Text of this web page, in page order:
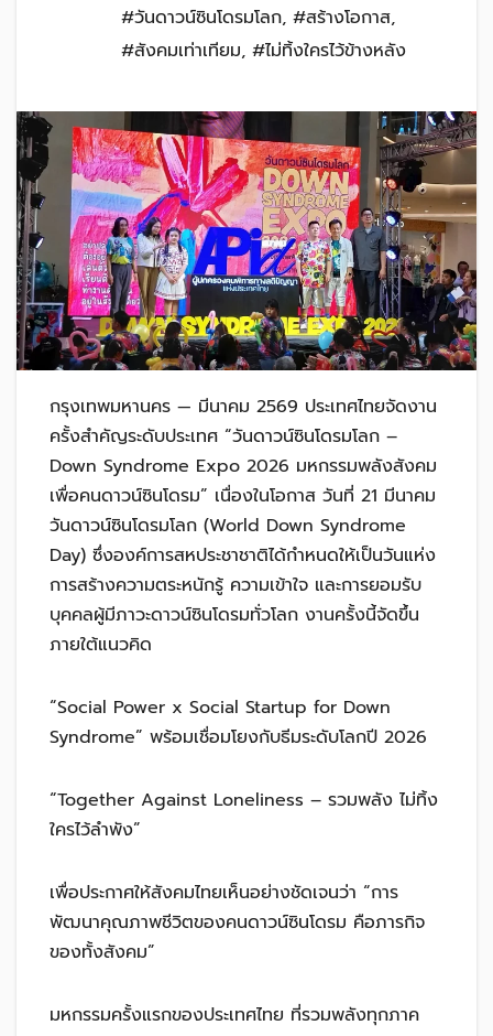
#วันดาวน์ซินโดรมโลก, #สร้างโอกาส,
#สังคมเท่าเทียม, #ไม่ทิ้งใครไว้ข้างหลัง
กรุงเทพมหานคร — มีนาคม 2569 ประเทศไทยจัดงาน
ครั้งสำคัญระดับประเทศ “วันดาวน์ซินโดรมโลก –
Down Syndrome Expo 2026 มหกรรมพลังสังคม
เพื่อคนดาวน์ซินโดรม” เนื่องในโอกาส วันที่ 21 มีนาคม
วันดาวน์ซินโดรมโลก (World Down Syndrome
Day) ซึ่งองค์การสหประชาชาติได้กำหนดให้เป็นวันแห่ง
การสร้างความตระหนักรู้ ความเข้าใจ และการยอมรับ
บุคคลผู้มีภาวะดาวน์ซินโดรมทั่วโลก งานครั้งนี้จัดขึ้น
ภายใต้แนวคิด
“Social Power x Social Startup for Down
Syndrome” พร้อมเชื่อมโยงกับธีมระดับโลกปี 2026
“Together Against Loneliness – รวมพลัง ไม่ทิ้ง
ใครไว้ลำพัง”
เพื่อประกาศให้สังคมไทยเห็นอย่างชัดเจนว่า “การ
พัฒนาคุณภาพชีวิตของคนดาวน์ซินโดรม คือภารกิจ
ของทั้งสังคม”
มหกรรมครั้งแรกของประเทศไทย ที่รวมพลังทุกภาค